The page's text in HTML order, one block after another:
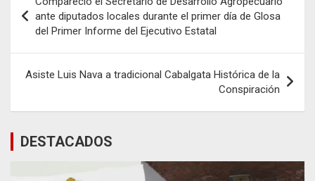
de
entradas
ante diputados locales durante el primer día de Glosa
del Primer Informe del Ejecutivo Estatal
Asiste Luis Nava a tradicional Cabalgata Histórica de la
Conspiración
DESTACADOS